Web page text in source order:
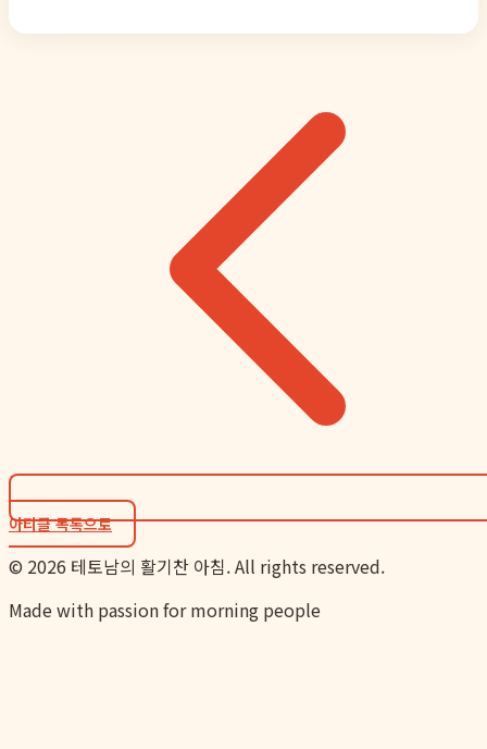
아티클 목록으로
© 2026 테토남의 활기찬 아침. All rights reserved.
Made with passion for morning people